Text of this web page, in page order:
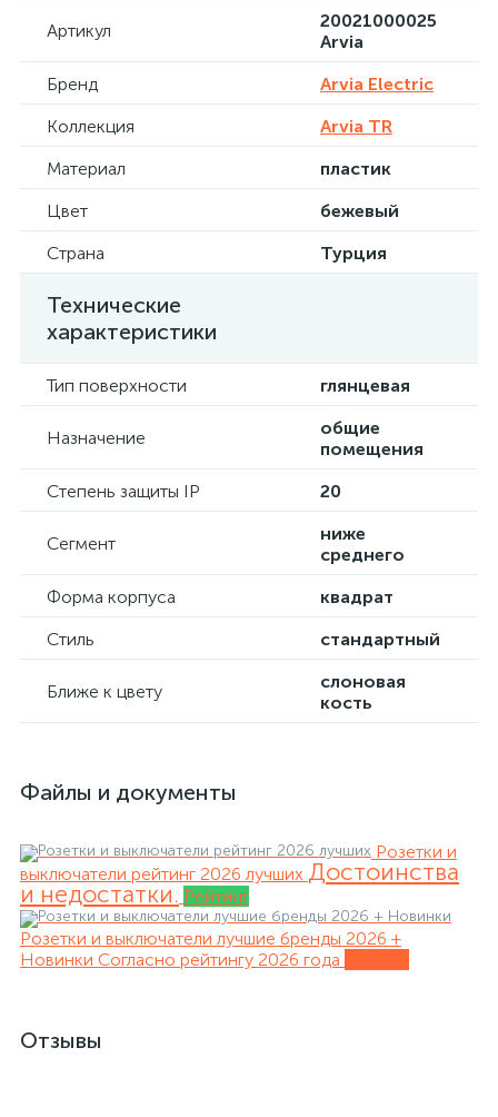
Артикул
20021000025
Arvia
Бренд
Arvia Electric
Коллекция
Arvia TR
Материал
пластик
Цвет
бежевый
Страна
Турция
Технические
характеристики
Тип поверхности глянцевая
Назначение
общие
помещения
Степень защиты IP
20
Сегмент
ниже
среднего
Форма корпуса
квадрат
Стиль
стандартный
Ближе к цвету
слоновая
кость
Файлы и документы
Розетки и
выключатели рейтинг 2026 лучших Достоинства
и недостатки. Рейтинг
Розетки и выключатели лучшие бренды 2026 +
Новинки Согласно рейтингу 2026 года
Отзывы